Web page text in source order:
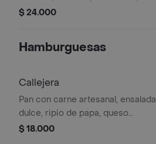
maicitos, salsas de la casa.
$ 24.000
Hamburguesas
Callejera
Pan con carne artesanal, ensalada
dulce, ripio de papa, queso
mozzarella, tocineta y salsas.
$ 18.000